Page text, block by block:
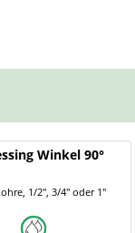
Winkel 90°
1/2", 3/4" oder 1"